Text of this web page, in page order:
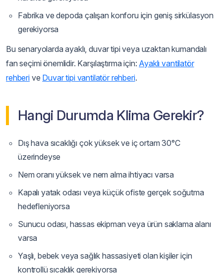
Fabrika ve depoda çalışan konforu için geniş sirkülasyon
gerekiyorsa
Bu senaryolarda ayaklı, duvar tipi veya uzaktan kumandalı
fan seçimi önemlidir. Karşılaştırma için: Ayaklı vantilatör
rehberive Duvar tipi vantilatör rehberi.
Hangi Durumda Klima Gerekir?
Dış hava sıcaklığı çok yüksek ve iç ortam 30°C
üzerindeyse
Nem oranı yüksek ve nem alma ihtiyacı varsa
Kapalı yatak odası veya küçük ofiste gerçek soğutma
hedefleniyorsa
Sunucu odası, hassas ekipman veya ürün saklama alanı
varsa
Yaşlı, bebek veya sağlık hassasiyeti olan kişiler için
kontrollü sıcaklık gerekiyorsa